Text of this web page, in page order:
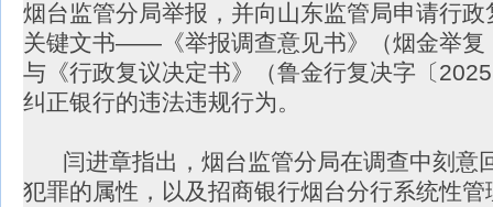
烟台监管分局举报，并向山东监管局申请行
关键文书——《举报调查意见书》（烟金举复
与《行政复议决定书》（鲁金行复决字〔
纠正银行的违法违规行为。
闫进章指出，烟台监管分局在调查中刻意
犯罪的属性，以及招商银行烟台分行系统性